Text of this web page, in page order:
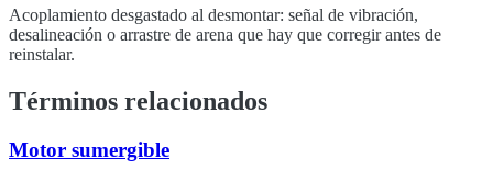
Acoplamiento desgastado al desmontar: señal de vibración,
desalineación o arrastre de arena que hay que corregir antes de
reinstalar.
Términos relacionados
Motor sumergible